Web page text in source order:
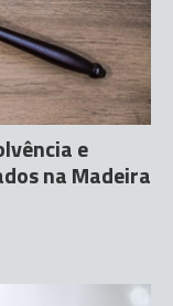
e
na Madeira